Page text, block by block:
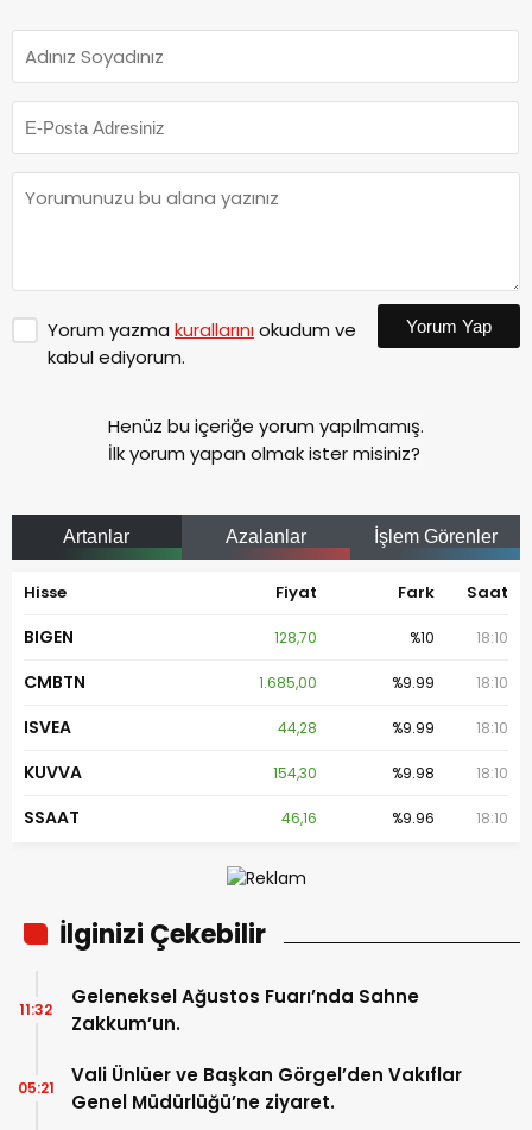
Yorum yazma kurallarınıokudum ve
kabul ediyorum.
Yorum Yap
Henüz bu içeriğe yorum yapılmamış.
İlk yorum yapan olmak ister misiniz?
Artanlar Azalanlar İşlem Görenler
Hisse Fiyat Fark Saat
BIGEN 128,70 %10 18:10
CMBTN 1.685,00 %9.99 18:10
ISVEA 44,28 %9.99 18:10
KUVVA 154,30 %9.98 18:10
SSAAT 46,16 %9.96 18:10
İlginizi Çekebilir
Geleneksel Ağustos Fuarı’nda Sahne
Zakkum’un.
11:32
Vali Ünlüer ve Başkan Görgel’den Vakıflar
Genel Müdürlüğü’ne ziyaret.
05:21